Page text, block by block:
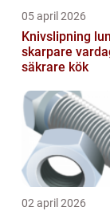
05 april 2026
Knivslipning
skarpare
säkrare kök
02 april 2026